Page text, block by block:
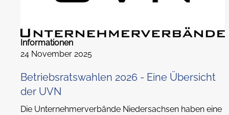
Informationen
24 November 2025
Betriebsratswahlen 2026 - Eine Übersicht
der UVN
Die Unternehmerverbände Niedersachsen haben eine